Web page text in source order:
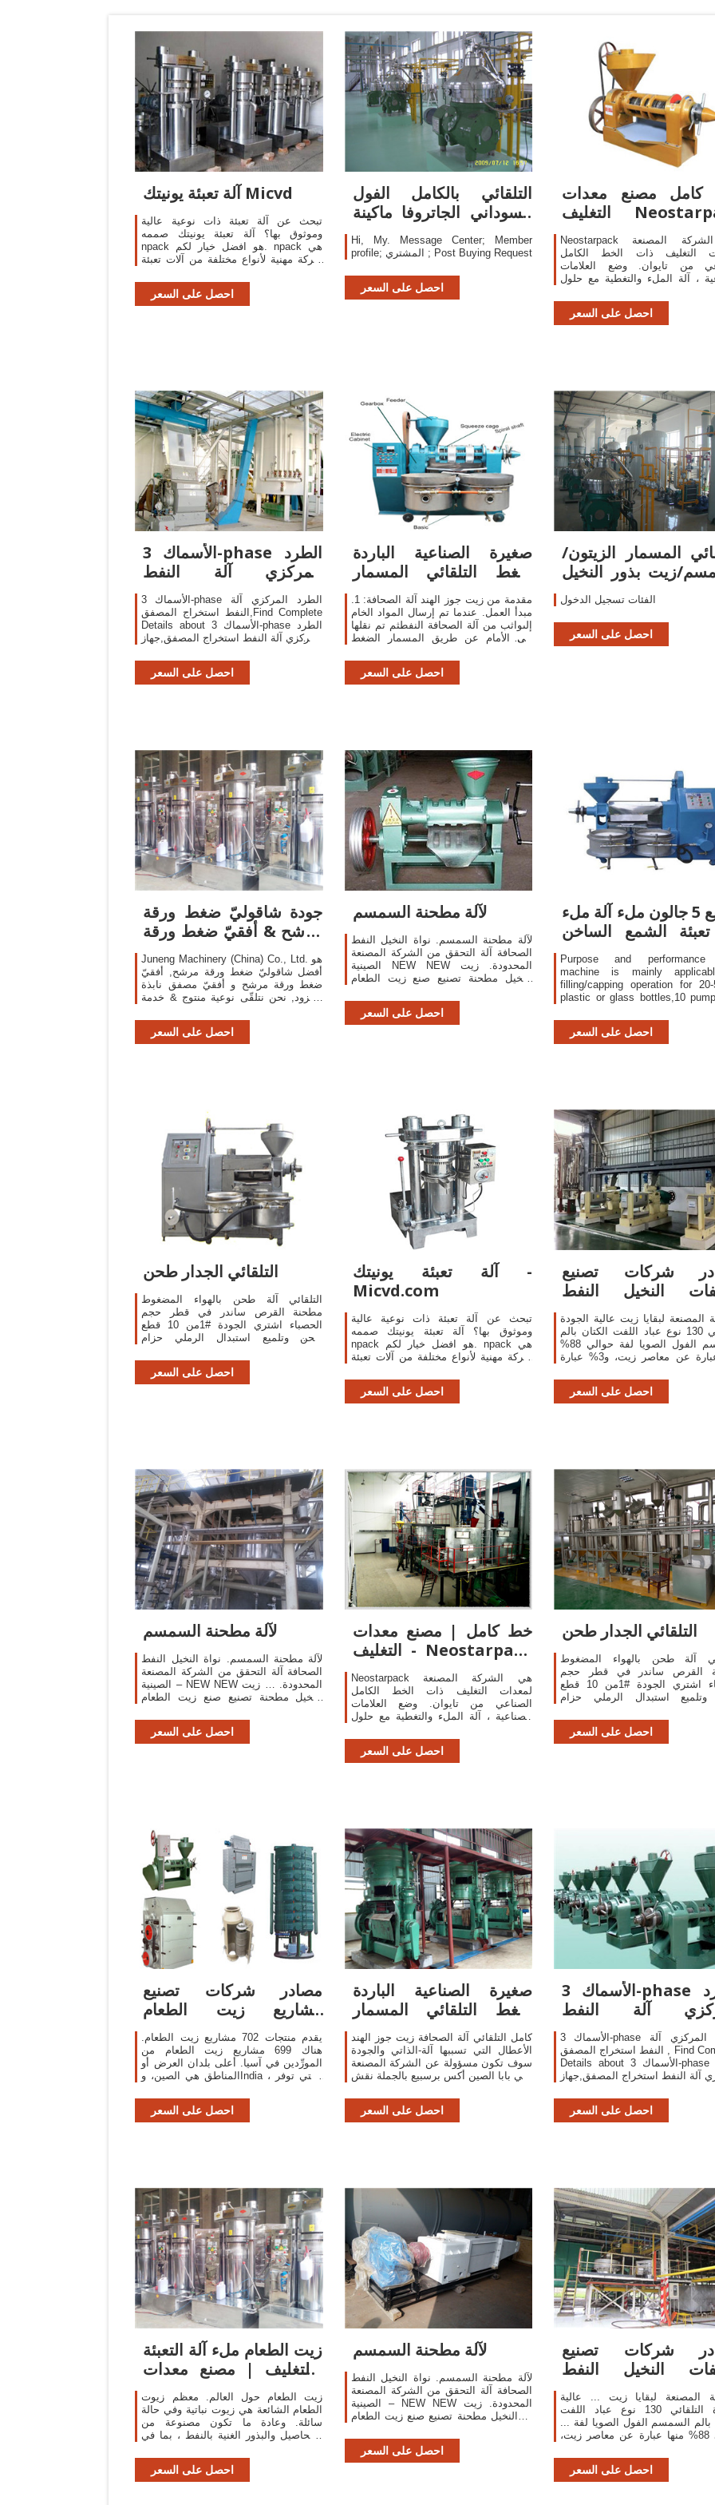
آلة تعبئة يونيتك Micvd
تبحث عن آلة تعبئة ذات نوعية عالية
وموثوق بها؟ آلة تعبئة يونيتك صممه
npack هو افضل خيار لكم. npack هي
شركة مهنية لأنواع مختلفة من آلات تعبئة
الوسم. يتم تطبيق آلاتنا على نطاق واسع
في الصناعات
احصل على السعر
التلقائي بالكامل الفول
السوداني الجاتروفا ماكينة
الزيت
Hi, My. Message Center; Member
profile; المشتري ; Post Buying Request
احصل على السعر
مصنع معدات
التغليف Neostarpack
Co., Ltd.
Neostarpack هي الشركة المصنعة
التغليف ذات الخط الكامل
من تايوان. وضع العلامات
، آلة الملء والتغطية مع حلول
وضع العلامات البارزة ، آلة تعبئة liqiud ،
عداد الكمبيوتر
احصل على السعر
الأسماك 3-phase الطرد
المركزي آلة النفط
استخراج المصفقالأسماك 3-phase الطرد المركزي آلة
النفط استخراج المصفق,Find Complete
Details about الأسماك 3-phase الطرد
المركزي آلة النفط استخراج المصفق,جهاز
زيت الأسماك جهاز الطرد المركزي
والفصل ، 3-المرحلة زيت
احصل على السعر
صغيرة الصناعية الباردة
ضغط التلقائي المسمار
العذراءمقدمة من زيت جوز الهند آلة الصحافة: 1.
مبدأ العمل. عندما تم إرسال المواد الخام
إلىواثب من آلة الصحافة النفطثم تم نقلها
إلى الأمام عن طريق المسمار الضغط
الغرفة,الاحتكاك بين المواد
احصل على السعر
المسمار الزيتون/
زيت بذور النخيل
استخراج
الفئات تسجيل الدخول
احصل على السعر
جودة شاقوليّ ضغط ورقة
مرشح & أفقيّ ضغط ورقة
مرشح
Juneng Machinery (China) Co., Ltd. هو
أفضل شاقوليّ ضغط ورقة مرشح, أفقيّ
ضغط ورقة مرشح و أفقيّ مصفق نابذة
المزود, نحن نتلقّى نوعية منتوج & خدمة
احصل على السعر
لآلة مطحنة السمسم
لآلة مطحنة السمسم. نواة النخيل النفط
الصحافة آلة التحقق من الشركة المصنعة
الصينية NEW NEW المحدودة. زيت
النخيل مطحنة تصنيع صنع زيت الطعام
احصل على السعر
تصنيع 5 جالون ملء آلة ملء
الشمع الساخن
كيس الماء
Purpose and performance
machine is mainly
filling/capping operation for 20-
plastic or glass bottles,10
order to increase corresponding
stainless steel pumps canbe
احصل على السعر
التلقائي الجدار طحن
التلقائي آلة طحن بالهواء المضغوط
مطحنة القرص ساندر في قطر حجم
الحصباء اشتري الجودة #1من 10 قطع
طحن وتلميع استبدال الرملي حزام
احصل على السعر
آلة تعبئة يونيتك -
Micvd.com
تبحث عن آلة تعبئة ذات نوعية عالية
وموثوق بها؟ آلة تعبئة يونيتك صممه
npack هو افضل خيار لكم. npack هي
شركة مهنية لأنواع مختلفة من آلات تعبئة
الوسم. يتم تطبيق آلاتنا على نطاق واسع
في الصناعات
احصل على السعر
شركات تصنيع
النخيل النفط
ومخلفات النخيل النفط
المصنعة لبقايا زيت عالية الجودة
التلقائي 130 نوع عباد اللفت الكتان بالم
السمسم الفول الصويا لفة حوالي 88%
منها عبارة عن معاصر زيت، و3% عبارة
الشمس.
احصل على السعر
لآلة مطحنة السمسم
لآلة مطحنة السمسم. نواة النخيل النفط
الصحافة آلة التحقق من الشركة المصنعة
الصينية – NEW NEW المحدودة. … زيت
النخيل مطحنة تصنيع صنع زيت الطعام
احصل على السعر
خط كامل | مصنع معدات
التغليف - Neostarpack
Co., Ltd.
Neostarpack هي الشركة المصنعة
لمعدات التغليف ذات الخط الكامل
الصناعي من تايوان. وضع العلامات
الصناعية ، آلة الملء والتغطية مع حلول
وضع العلامات البارزة ، آلة تعبئة liqiud ،
عداد الكمبيوتر
احصل على السعر
التلقائي الجدار طحن
آلة طحن بالهواء المضغوط
القرص ساندر في قطر حجم
الحصباء اشتري الجودة #1من 10 قطع
استبدال الرملي حزام
احصل على السعر
مصادر شركات تصنيع
مشاريع زيت الطعام
ومشاريع زيت الطعام في
يقدم منتجات 702 مشاريع زيت الطعام.
هناك 699 مشاريع زيت الطعام من
المورِّدين في آسيا. أعلى بلدان العرض أو
المناطق هي الصين، وIndia ، والتي توفر
التوالي.
احصل على السعر
صغيرة الصناعية الباردة
ضغط التلقائي المسمار
العذراء
كامل التلقائي آلة الصحافة زيت جوز الهند
الأعطال التي تسببها آلة-الذاتي والجودة
سوف تكون مسؤولة عن الشركة المصنعة
علي بابا الصين أكس برسبيع بالجملة نقش
احصل على السعر
الأسماك 3-phase الطرد
آلة النفط
استخراج المصفقالأسماك 3-phase الطرد المركزي آلة
النفط استخراج المصفق , Find Complete
Details about الأسماك 3-phase الطرد
آلة النفط استخراج المصفق,جهاز
جهاز الطرد المركزي
والفصل ، 3-المرحلة زيت
احصل على السعر
زيت الطعام ملء آلة التعبئة
والتغليف | مصنع معدات
زيت الطعام حول العالم. معظم زيوت
الطعام الشائعة هي زيوت نباتية وفي حالة
سائلة. وعادة ما تكون مصنوعة من
المحاصيل والبذور الغنية بالنفط ، بما في
السوداني وزيت الفول السوداني وزيت
جوز ...
احصل على السعر
لآلة مطحنة السمسم
لآلة مطحنة السمسم. نواة النخيل النفط
الصحافة آلة التحقق من الشركة المصنعة
الصينية – NEW NEW المحدودة. زيت
النخيل مطحنة تصنيع صنع زيت الطعام ...
احصل على السعر
شركات تصنيع
النخيل النفط
المصنعة لبقايا زيت ... عالية
الجودة التلقائي 130 نوع عباد اللفت
بالم السمسم الفول الصويا لفة ...
حوالي 88% منها عبارة عن معاصر زيت،
عن زيت عباد الشمس. ...
احصل على السعر